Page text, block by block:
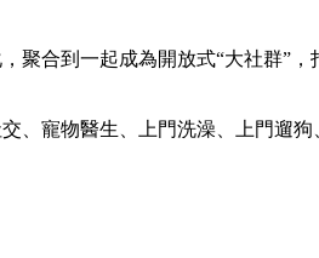
合到一起成為開放式“大社群”，
、寵物醫生、上門洗澡、上門遛